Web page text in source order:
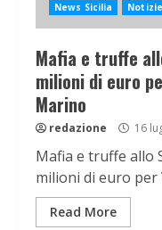
News Sicilia
Mafia e truffe
milioni di euro
Marino
redazione 16
Mafia e truffe allo
milioni di euro per
Read More